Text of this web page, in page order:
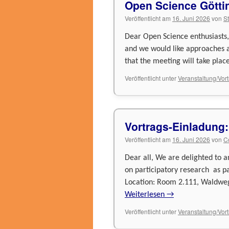
Open Science
Veröffentlicht am 16. Juni 2026 von
Dear Open Science
and we would like approaches
that the meeting will take
Veröffentlicht unterVeranstaltung/
Vortrags-
Veröffentlicht am 16. Juni 2026 von
Dear all, We are delighted to
on participatory research as
Location: Room 2.111,
Weiterlesen →
Veröffentlicht unterVeranstaltung/